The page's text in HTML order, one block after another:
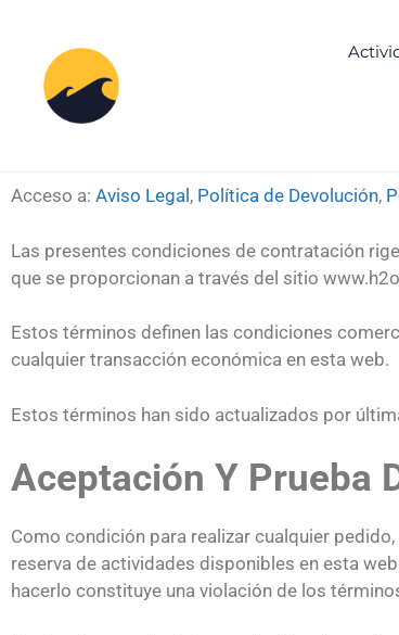
Acceso a: Aviso Legal , Política de Devolución,
Las presentes condiciones de contratación
que se proporcionan a través del
Estos términos definen las condiciones
cualquier transacción económica en esta web.
Estos términos han sido actualizados por
Aceptación Y Prueba
Como condición para realizar cualquier
reserva de actividades disponibles en esta
hacerlo constituye una violación de los